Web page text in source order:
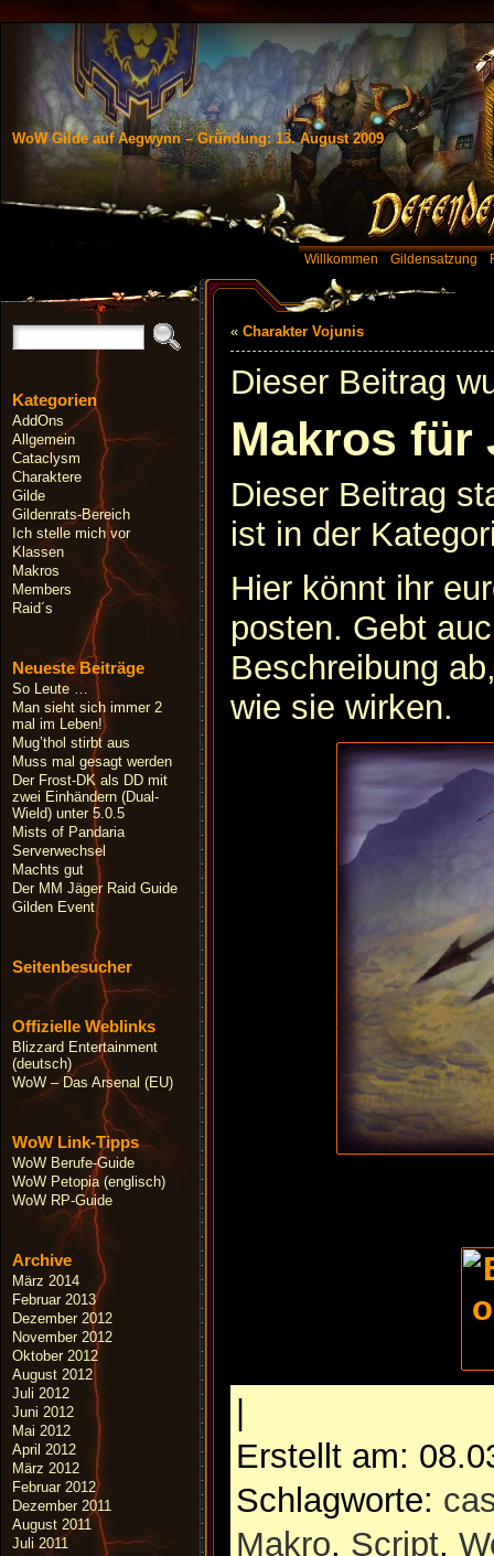
WoW Gilde auf Aegwynn – Gründung: 13. August 2009
Willkommen Gildensatzung
Kategorien
AddOns
Allgemein
Cataclysm
Charaktere
Gilde
Gildenrats-Bereich
Ich stelle mich vor
Klassen
Makros
Members
Raid´s
Neueste Beiträge
So Leute …
Man sieht sich immer 2
mal im Leben!
Mug’thol stirbt aus
Muss mal gesagt werden
Der Frost-DK als DD mit
zwei Einhändern (Dual-
Wield) unter 5.0.5
Mists of Pandaria
Serverwechsel
Machts gut
Der MM Jäger Raid Guide
Gilden Event
Seitenbesucher
Offizielle Weblinks
Blizzard Entertainment
(deutsch)
WoW – Das Arsenal (EU)
WoW Link-Tipps
WoW Berufe-Guide
WoW Petopia (englisch)
WoW RP-Guide
Archive
März 2014
Februar 2013
Dezember 2012
November 2012
Oktober 2012
August 2012
Juli 2012
Juni 2012
Mai 2012
April 2012
März 2012
Februar 2012
Dezember 2011
August 2011
Juli 2011
« Charakter Vojunis
Dieser Beitrag
Makros für
Dieser Beitrag
ist in der
Hier könnt ihr
posten. Gebt
Beschreibung
wie sie wirken.
Erstellt am:
Schlagworte:
Makro, Script,